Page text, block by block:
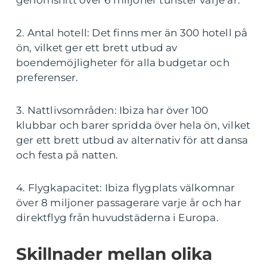
2. Antal hotell: Det finns mer än 300 hotell på
ön, vilket ger ett brett utbud av
boendemöjligheter för alla budgetar och
preferenser.
3. Nattlivsområden: Ibiza har över 100
klubbar och barer spridda över hela ön, vilket
ger ett brett utbud av alternativ för att dansa
och festa på natten.
4. Flygkapacitet: Ibiza flygplats välkomnar
över 8 miljoner passagerare varje år och har
direktflyg från huvudstäderna i Europa.
Skillnader mellan olika